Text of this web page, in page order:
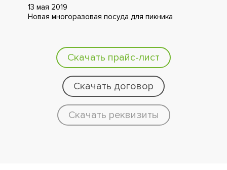
13 мая 2019
Новая многоразовая посуда для пикника
Скачать прайс-лист
Скачать договор
Скачать реквизиты